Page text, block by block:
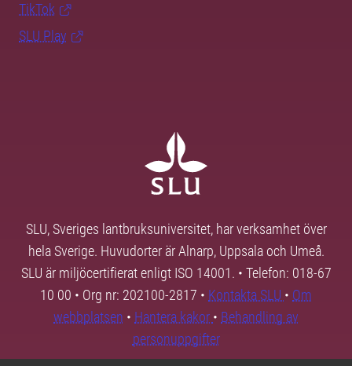
TikTok
SLU Play
SLU, Sveriges lantbruksuniversitet, har verksamhet över
hela Sverige. Huvudorter är Alnarp, Uppsala och Umeå.
SLU är miljöcertifierat enligt ISO 14001. • Telefon: 018-67
10 00 • Org nr: 202100-2817 • Kontakta SLU • Om
webbplatsen • Hantera kakor • Behandling av
personuppgifter